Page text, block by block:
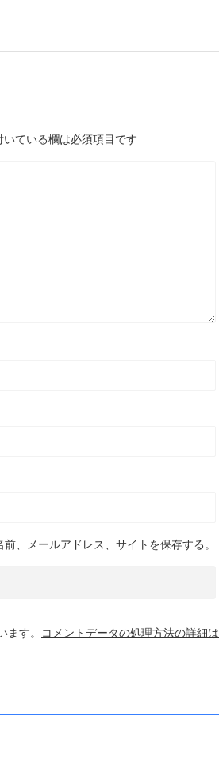
いている欄は必須項目です
、メールアドレス、サイトを保存する。
す。
コメントデータの処理方法の詳細は